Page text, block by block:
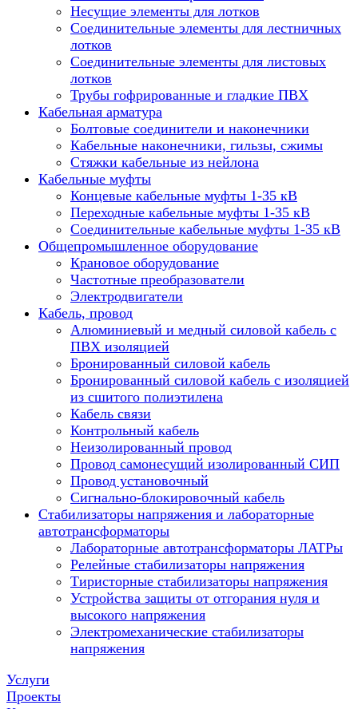
Несущие элементы для лотков
Соединительные элементы для лестничных
лотков
Соединительные элементы для листовых
лотков
Трубы гофрированные и гладкие ПВХ
Кабельная арматура
Болтовые соединители и наконечники
Кабельные наконечники, гильзы, сжимы
Стяжки кабельные из нейлона
Кабельные муфты
Концевые кабельные муфты 1-35 кВ
Переходные кабельные муфты 1-35 кВ
Соединительные кабельные муфты 1-35 кВ
Общепромышленное оборудование
Крановое оборудование
Частотные преобразователи
Электродвигатели
Кабель, провод
Алюминиевый и медный силовой кабель с
ПВХ изоляцией
Бронированный силовой кабель
Бронированный силовой кабель с изоляцией
из сшитого полиэтилена
Кабель связи
Контрольный кабель
Неизолированный провод
Провод самонесущий изолированный СИП
Провод установочный
Сигнально-блокировочный кабель
Стабилизаторы напряжения и лабораторные
автотрансформаторы
Лабораторные автотрансформаторы ЛАТРы
Релейные стабилизаторы напряжения
Тиристорные стабилизаторы напряжения
Устройства защиты от отгорания нуля и
высокого напряжения
Электромеханические стабилизаторы
напряжения
Услуги
Проекты